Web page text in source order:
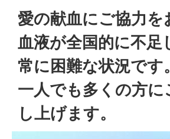
愛の献血にご協力
血液が全国的に不
常に困難な状況です。
一人でも多くの方
し上げます。